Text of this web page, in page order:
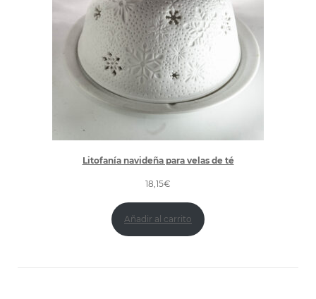
Litofanía navideña para velas de té
18,15€
Añadir al carrito